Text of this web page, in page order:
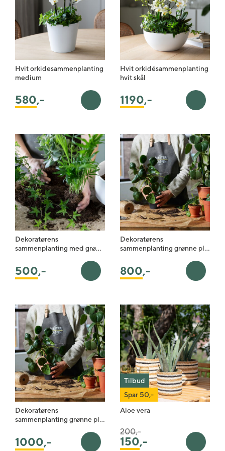
Hvit orkidesammenplanting
medium
580,- Legg i handlekurv
Hvit orkidésammenplanting
hvit skål
1190,- Legg i
Dekoratørens
sammenplanting med grø…
500,- Legg i handlekurv
Dekoratørens
sammenplanting grønne pl…
800,- Legg i
Dekoratørens
sammenplanting grønne pl…
1000,- Legg i handlekurv
Tilbud
Spar 50,-
Aloe vera
150,-
Pris satt ned fra
200,-til
Legg i